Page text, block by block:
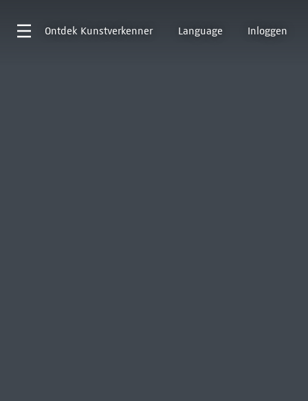
Ontdek Kunstverkenner Language Inloggen